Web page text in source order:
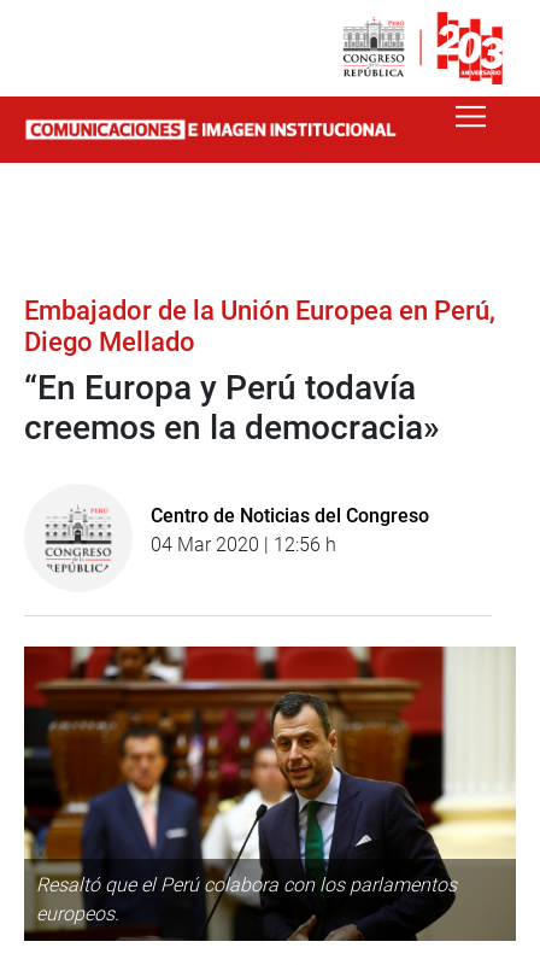
Embajador de la Unión Europea en Perú,
Diego Mellado
“En Europa y Perú todavía
creemos en la democracia»
Centro de Noticias del Congreso
04 Mar 2020 | 12:56 h
Resaltó que el Perú colabora con los parlamentos
europeos.